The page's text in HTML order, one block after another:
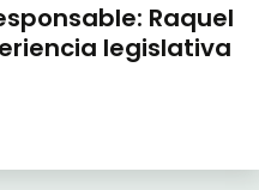
Raquel
legislativa